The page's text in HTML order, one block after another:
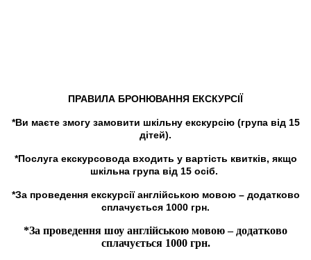
ПРАВИЛА БРОНЮВАННЯ ЕКСКУРСІЇ
*Ви маєте змогу замовити шкільну екскурсію (група від 15
дітей).
*Послуга екскурсовода входить у вартість квитків, якщо
шкільна група від 15 осіб.
*За проведення екскурсії англійською мовою – додатково
сплачується 1000 грн.
*За проведення шоу англійською мовою – додатково
сплачується 1000 грн.